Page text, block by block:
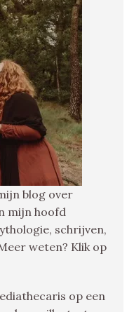
blog over
mijn hoofd
schrijven,
weten? Klik op
op een